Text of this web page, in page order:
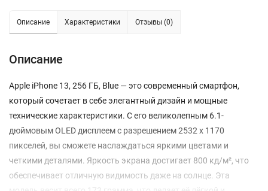
Описание Характеристики Отзывы (0)
Описание
Apple iPhone 13, 256 ГБ, Blue — это современный смартфон,
который сочетает в себе элегантный дизайн и мощные
технические характеристики. С его великолепным 6.1-
дюймовым OLED дисплеем с разрешением 2532 x 1170
пикселей, вы сможете наслаждаться яркими цветами и
четкими деталями. Яркость экрана достигает 800 кд/м², что
обеспечивает отличную видимость даже на солнце. Эта